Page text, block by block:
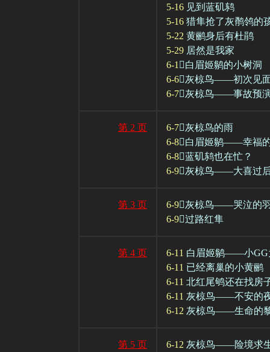
5-16 见到蓝矶鸫
5-16 猎隼抢了灰鹡鸰的
5-22 黄鹂身后有杜鹃
5-29 居然是我家
6-1 白眉姬鹟的小树洞
6-6灰椋鸟——初次见
6-7灰椋鸟——事故预
第 2 页 6-7灰椋鸟的雨
6-8白眉姬鹟——幸福
6-8蓝矶鸫也在忙？
6-9灰椋鸟——大喜过
第 3 页 6-9灰椋鸟——哭泣的
6-9过路红隼
第 4 页 6-11 白眉姬鹟——小GG
6-11 已经离巢的小黄鹂
6-11 北红尾鸲还在找房
6-11 灰椋鸟——不安的
6-12 灰椋鸟——生命的
第 5 页 6-12 灰椋鸟——险境求